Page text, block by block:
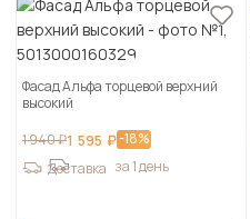
Фасад Альфа торцевой верхний
высокий
1 940 ₽1 595 ₽-18%
Доставка за 1 день